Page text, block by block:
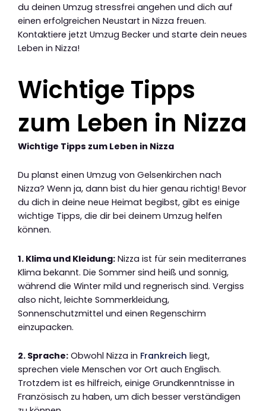
du deinen Umzug stressfrei angehen und dich auf
einen erfolgreichen Neustart in Nizza freuen.
Kontaktiere jetzt Umzug Becker und starte dein neues
Leben in Nizza!
Wichtige Tipps
zum Leben in Nizza
Wichtige Tipps zum Leben in Nizza
Du planst einen Umzug von Gelsenkirchen nach
Nizza? Wenn ja, dann bist du hier genau richtig! Bevor
du dich in deine neue Heimat begibst, gibt es einige
wichtige Tipps, die dir bei deinem Umzug helfen
können.
1. Klima und Kleidung: Nizza ist für sein mediterranes
Klima bekannt. Die Sommer sind heiß und sonnig,
während die Winter mild und regnerisch sind. Vergiss
also nicht, leichte Sommerkleidung,
Sonnenschutzmittel und einen Regenschirm
einzupacken.
2. Sprache: Obwohl Nizza in Frankreich liegt,
sprechen viele Menschen vor Ort auch Englisch.
Trotzdem ist es hilfreich, einige Grundkenntnisse in
Französisch zu haben, um dich besser verständigen